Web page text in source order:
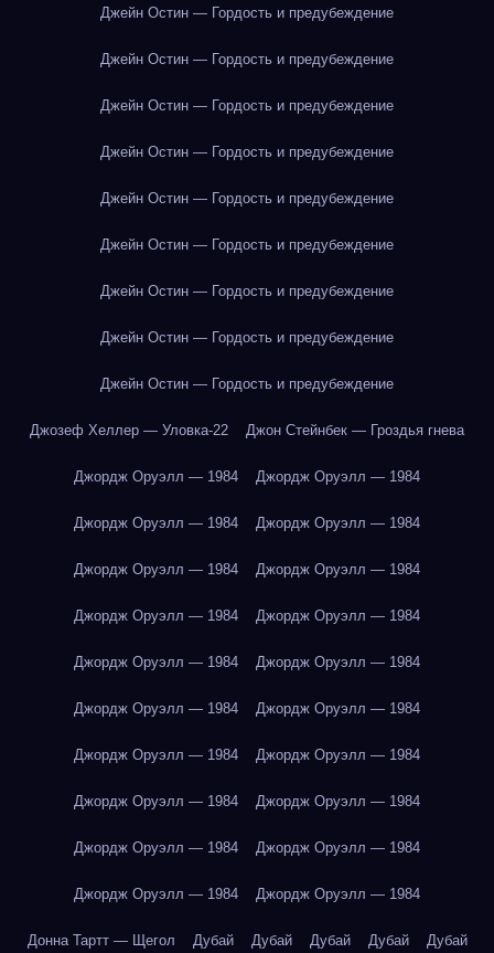
Джейн Остин — Гордость и предубеждение
Джейн Остин — Гордость и предубеждение
Джейн Остин — Гордость и предубеждение
Джейн Остин — Гордость и предубеждение
Джейн Остин — Гордость и предубеждение
Джейн Остин — Гордость и предубеждение
Джейн Остин — Гордость и предубеждение
Джейн Остин — Гордость и предубеждение
Джейн Остин — Гордость и предубеждение
Джозеф Хеллер — Уловка-22 Джон Стейнбек — Гроздья гнева
Джордж Оруэлл — 1984 Джордж Оруэлл — 1984
Джордж Оруэлл — 1984 Джордж Оруэлл — 1984
Джордж Оруэлл — 1984 Джордж Оруэлл — 1984
Джордж Оруэлл — 1984 Джордж Оруэлл — 1984
Джордж Оруэлл — 1984 Джордж Оруэлл — 1984
Джордж Оруэлл — 1984 Джордж Оруэлл — 1984
Джордж Оруэлл — 1984 Джордж Оруэлл — 1984
Джордж Оруэлл — 1984 Джордж Оруэлл — 1984
Джордж Оруэлл — 1984 Джордж Оруэлл — 1984
Джордж Оруэлл — 1984 Джордж Оруэлл — 1984
Донна Тартт — Щегол Дубай Дубай Дубай Дубай Дубай